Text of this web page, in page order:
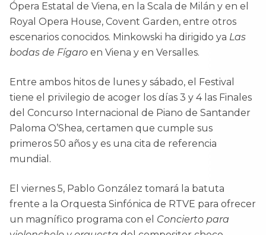
Ópera Estatal de Viena, en la Scala de Milán y en el
Royal Opera House, Covent Garden, entre otros
escenarios conocidos. Minkowski ha dirigido ya Las
bodas de Fígaro en Viena y en Versalles.
Entre ambos hitos de lunes y sábado, el Festival
tiene el privilegio de acoger los días 3 y 4 las Finales
del Concurso Internacional de Piano de Santander
Paloma O’Shea, certamen que cumple sus
primeros 50 años y es una cita de referencia
mundial.
El viernes 5, Pablo González tomará la batuta
frente a la Orquesta Sinfónica de RTVE para ofrecer
un magnífico programa con el Concierto para